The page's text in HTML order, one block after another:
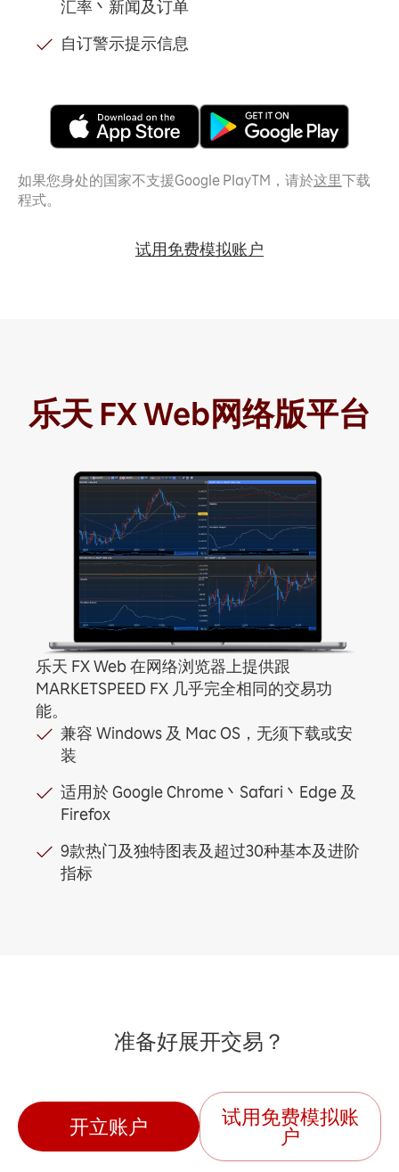
汇率丶新闻及订单
自订警示提示信息
如果您身处的国家不支援Google PlayTM，请於这里下载
程式。
试用免费模拟账户
乐天 FX Web网络版平台
兼容 Windows 及 Mac OS，无须下载或安
装
适用於 Google Chrome丶Safari丶Edge 及
Firefox
9款热门及独特图表及超过30种基本及进阶
指标
乐天 FX Web 在网络浏览器上提供跟
MARKETSPEED FX 几乎完全相同的交易功
能。
准备好展开交易？
开立账户
试用免费模拟账
户